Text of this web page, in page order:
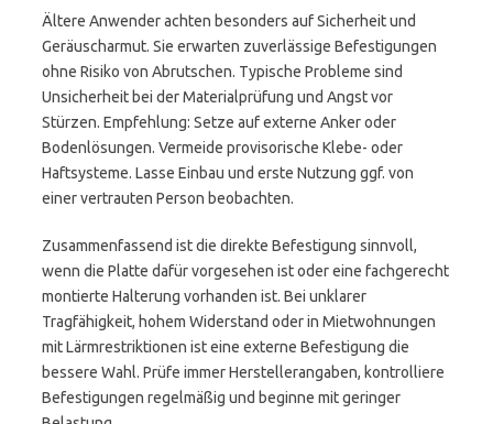
Ältere Anwender achten besonders auf Sicherheit und
Geräuscharmut. Sie erwarten zuverlässige Befestigungen
ohne Risiko von Abrutschen. Typische Probleme sind
Unsicherheit bei der Materialprüfung und Angst vor
Stürzen. Empfehlung: Setze auf externe Anker oder
Bodenlösungen. Vermeide provisorische Klebe- oder
Haftsysteme. Lasse Einbau und erste Nutzung ggf. von
einer vertrauten Person beobachten.
Zusammenfassend ist die direkte Befestigung sinnvoll,
wenn die Platte dafür vorgesehen ist oder eine fachgerecht
montierte Halterung vorhanden ist. Bei unklarer
Tragfähigkeit, hohem Widerstand oder in Mietwohnungen
mit Lärmrestriktionen ist eine externe Befestigung die
bessere Wahl. Prüfe immer Herstellerangaben, kontrolliere
Befestigungen regelmäßig und beginne mit geringer